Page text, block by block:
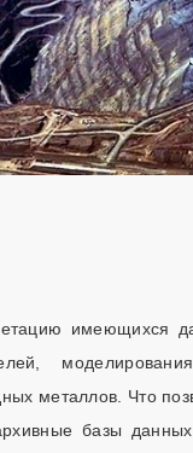
имеющихся
металлов. Что
базы